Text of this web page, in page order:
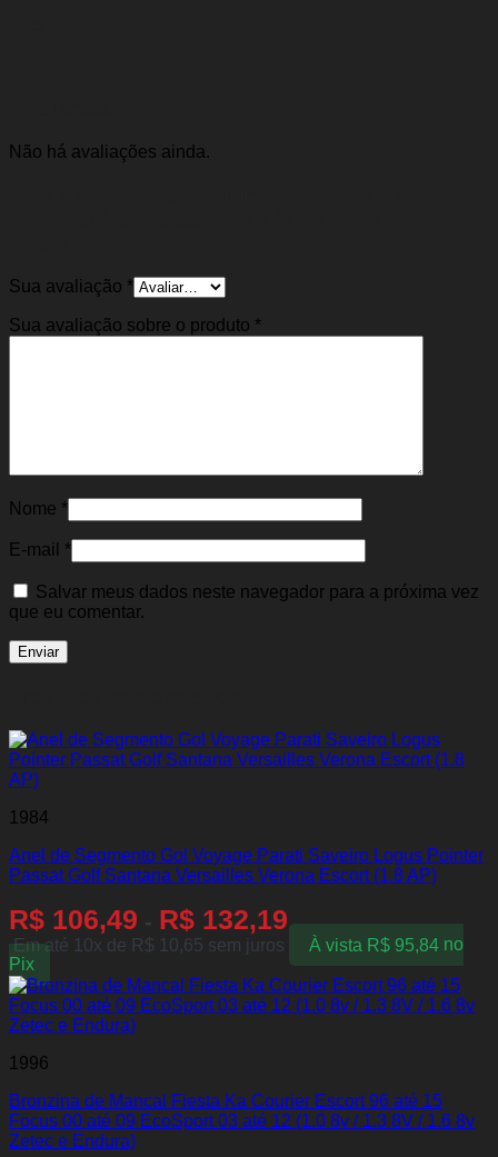
Não há avaliações ainda.
Sua avaliação *
Sua avaliação sobre o produto *
Nome *
E-mail *
Salvar meus dados neste navegador para a próxima vez
que eu comentar.
1984
Anel de Segmento Gol Voyage Parati Saveiro Logus Pointer
Passat Golf Santana Versailles Verona Escort (1.8 AP)
R$ 106,49 - R$ 132,19
Em até 10x de R$ 10,65 sem juros À vista R$95,84 no
Pix
1996
Bronzina de Mancal Fiesta Ka Courier Escort 96 até 15
Focus 00 até 09 EcoSport 03 até 12 (1.0 8v / 1.3 8V / 1.6 8v
Zetec e Endura)